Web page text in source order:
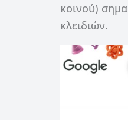
κοινού)
κλειδιών.